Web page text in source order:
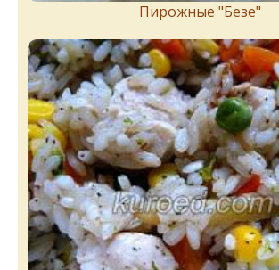
Пирожныe "Бeзe"